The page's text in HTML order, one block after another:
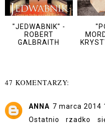
"JEDWABNIK" -
ROBERT
GALBRAITH
47 KOMENTARZY:
ANNA 7 marca 2014
Ostatnio rzadko